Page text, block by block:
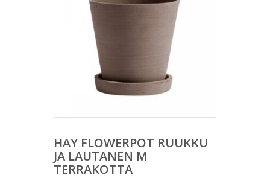
HAY FLOWERPOT RUUKKU
JA LAUTANEN M
TERRAKOTTA